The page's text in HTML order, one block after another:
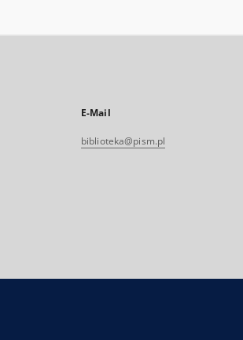
E-Mail
biblioteka@pism.pl